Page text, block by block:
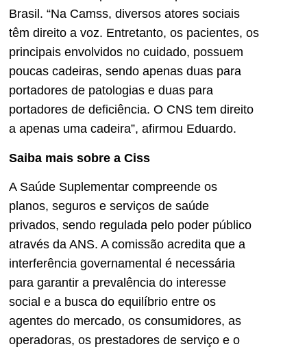
Brasil. “Na Camss, diversos atores sociais
têm direito a voz. Entretanto, os pacientes, os
principais envolvidos no cuidado, possuem
poucas cadeiras, sendo apenas duas para
portadores de patologias e duas para
portadores de deficiência. O CNS tem direito
a apenas uma cadeira”, afirmou Eduardo.
Saiba mais sobre a Ciss
A Saúde Suplementar compreende os
planos, seguros e serviços de saúde
privados, sendo regulada pelo poder público
através da ANS. A comissão acredita que a
interferência governamental é necessária
para garantir a prevalência do interesse
social e a busca do equilíbrio entre os
agentes do mercado, os consumidores, as
operadoras, os prestadores de serviço e o